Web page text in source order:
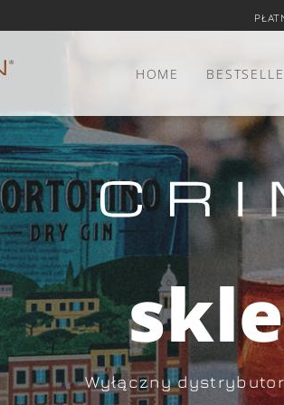
HOME
Wyłączny